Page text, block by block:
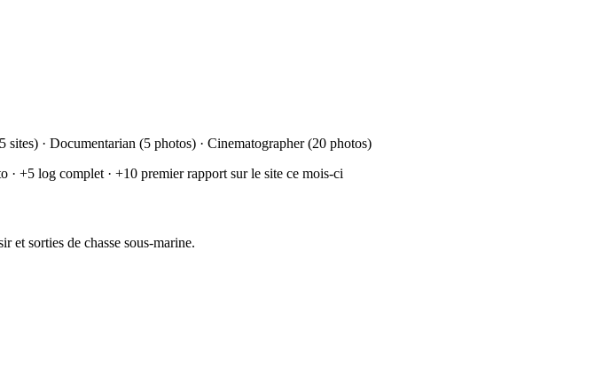
· Documentarian (5 photos) · Cinematographer (20 photos)
· +5 log complet · +10 premier rapport sur le site ce mois-ci
et sorties de chasse sous-marine.